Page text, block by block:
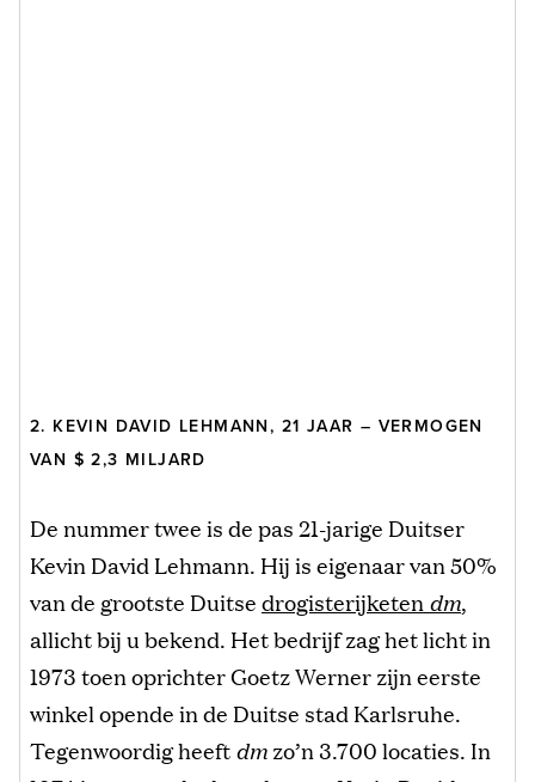
2. KEVIN DAVID LEHMANN, 21 JAAR – VERMOGEN
VAN $ 2,3 MILJARD
De nummer twee is de pas 21-jarige Duitser
Kevin David Lehmann. Hij is eigenaar van 50%
van de grootste Duitsedrogisterijketen dm,
allicht bij u bekend. Het bedrijf zag het licht in
1973 toen oprichter Goetz Werner zijn eerste
winkel opende in de Duitse stad Karlsruhe.
Tegenwoordig heeftdmzo’n 3.700 locaties. In